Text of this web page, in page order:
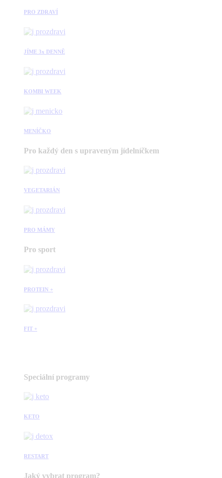
PRO ZDRAVÍ
JÍME 3x DENNĚ
KOMBI WEEK
MENÍČKO
Pro každý den s upraveným jídelníčkem
VEGETARIÁN
PRO MÁMY
Pro sport
PROTEIN +
FIT +
Speciální programy
KETO
RESTART
Jaký vybrat program?